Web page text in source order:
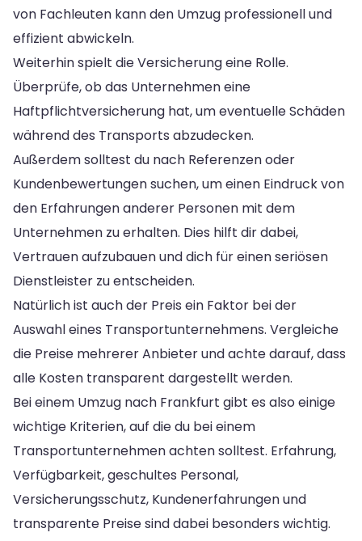
von Fachleuten kann den Umzug professionell und
effizient abwickeln.
Weiterhin spielt die Versicherung eine Rolle.
Überprüfe, ob das Unternehmen eine
Haftpflichtversicherung hat, um eventuelle Schäden
während des Transports abzudecken.
Außerdem solltest du nach Referenzen oder
Kundenbewertungen suchen, um einen Eindruck von
den Erfahrungen anderer Personen mit dem
Unternehmen zu erhalten. Dies hilft dir dabei,
Vertrauen aufzubauen und dich für einen seriösen
Dienstleister zu entscheiden.
Natürlich ist auch der Preis ein Faktor bei der
Auswahl eines Transportunternehmens. Vergleiche
die Preise mehrerer Anbieter und achte darauf, dass
alle Kosten transparent dargestellt werden.
Bei einem Umzug nach Frankfurt gibt es also einige
wichtige Kriterien, auf die du bei einem
Transportunternehmen achten solltest. Erfahrung,
Verfügbarkeit, geschultes Personal,
Versicherungsschutz, Kundenerfahrungen und
transparente Preise sind dabei besonders wichtig.